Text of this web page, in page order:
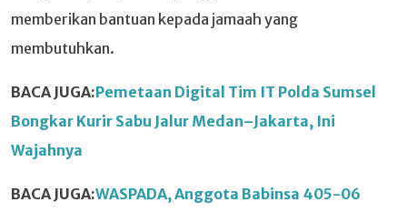
memberikan bantuan kepada jamaah yang
membutuhkan.
BACA JUGA:Pemetaan Digital Tim IT Polda Sumsel
Bongkar Kurir Sabu Jalur Medan–Jakarta, Ini
Wajahnya
BACA JUGA:WASPADA, Anggota Babinsa 405-06